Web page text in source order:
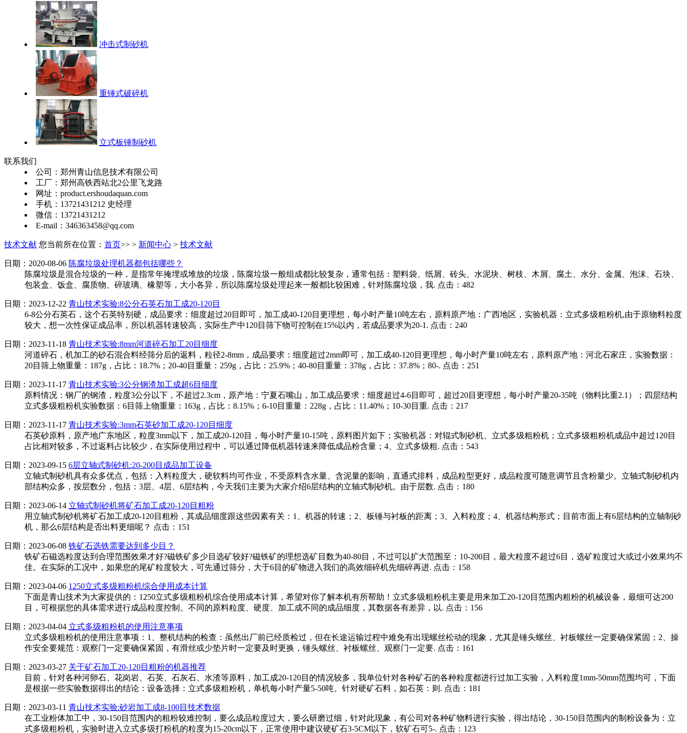
冲击式制砂机
重锤式破碎机
立式板锤制砂机
联系我们
公司：郑州青山信息技术有限公司
工厂：郑州高铁西站北2公里飞龙路
网址：product.ershoudaquan.com
手机：13721431212 史经理
微信：13721431212
E-mail：346363458@qq.com
技术文献 您当前所在位置： 首页>> > 新闻中心 > 技术文献
日期：2020-08-06 陈腐垃圾处理机器都包括哪些？
陈腐垃圾是混合垃圾的一种，是指常年掩埋或堆放的垃圾，陈腐垃圾一般组成都比较复杂，通常包括：塑料袋、纸屑、砖头、水泥块、树枝、木屑、腐土、水分、金属、泡沫、石块、
包装盒、饭盒、腐质物、碎玻璃、橡塑等，大小各异，所以陈腐垃圾处理起来一般都比较困难，针对陈腐垃圾，我. 点击：482
日期：2023-12-22 青山技术实验:8公分石英石加工成20-120目
6-8公分石英石，这个石英特别硬，成品要求：细度超过20目即可，加工成40-120目更理想，每小时产量10吨左右，原料原产地：广西地区，实验机器：立式多级粗粉机,由于原物料粒度
较大，想一次性保证成品率，所以机器转速较高，实际生产中120目筛下物可控制在15%以内，若成品要求为20-1. 点击：240
日期：2023-11-18 青山技术实验:8mm河道碎石加工20目细度
河道碎石，机加工的砂石混合料经筛分后的返料，粒径2-8mm，成品要求：细度超过2mm即可，加工成40-120目更理想，每小时产量10吨左右，原料原产地：河北石家庄，实验数据：
20目筛上物重量：187g，占比：18.7%；20-40目重量：259g，占比：25.9%；40-80目重量：378g，占比：37.8%；80-. 点击：251
日期：2023-11-17 青山技术实验:3公分钢渣加工成超6目细度
原料情况：钢厂的钢渣，粒度3公分以下，不超过2.3cm，原产地：宁夏石嘴山，加工成品要求：细度超过4-6目即可，超过20目更理想，每小时产量20-35吨（物料比重2.1）；四层结构
立式多级粗粉机实验数据：6目筛上物重量：163g，占比：8.15%；6-10目重量：228g，占比：11.40%；10-30目重. 点击：217
日期：2023-11-17 青山技术实验:3mm石英砂加工成20-120目细度
石英砂原料，原产地广东地区，粒度3mm以下，加工成20-120目，每小时产量10-15吨，原料图片如下；实验机器：对辊式制砂机、立式多级粗粉机；立式多级粗粉机成品中超过120目
占比相对较多，不过返料占比较少，在实际使用过程中，可以通过降低机器转速来降低成品粉含量；4、立式多级粗. 点击：543
日期：2023-09-15 6层立轴式制砂机:20-200目成品加工设备
立轴式制砂机具有众多优点，包括：入料粒度大，硬软料均可作业，不受原料含水量、含泥量的影响，直通式排料，成品粒型更好，成品粒度可随意调节且含粉量少。立轴式制砂机内
部结构众多，按层数分，包括：3层、4层、6层结构，今天我们主要为大家介绍6层结构的立轴式制砂机。由于层数. 点击：180
日期：2023-06-14 立轴式制砂机将矿石加工成20-120目粗粉
用立轴式制砂机将矿石加工成20-120目粗粉，其成品细度跟这些因素有关：1、机器的转速；2、板锤与衬板的距离；3、入料粒度；4、机器结构形式；目前市面上有6层结构的立轴制砂
机，那么6层结构是否出料更细呢？ 点击：151
日期：2023-06-08 铁矿石选铁需要达到多少目？
铁矿石磁选粒度达到合理范围效果才好?磁铁矿多少目选矿较好?磁铁矿的理想选矿目数为40-80目，不过可以扩大范围至：10-200目，最大粒度不超过6目，选矿粒度过大或过小效果均不
佳。在实际的工况中，如果您的尾矿粒度较大，可先通过筛分，大于6目的矿物进入我们的高效细碎机先细碎再进. 点击：158
日期：2023-04-06 1250立式多级粗粉机综合使用成本计算
下面是青山技术为大家提供的：1250立式多级粗粉机综合使用成本计算，希望对你了解本机有所帮助！立式多级粗粉机主要是用来加工20-120目范围内粗粉的机械设备，最细可达200
目，可根据您的具体需求进行成品粒度控制。不同的原料粒度、硬度、加工成不同的成品细度，其数据各有差异，以. 点击：156
日期：2023-04-04 立式多级粗粉机的使用注意事项
立式多级粗粉机的使用注意事项：1、整机结构的检查：虽然出厂前已经质检过，但在长途运输过程中难免有出现螺丝松动的现象，尤其是锤头螺丝、衬板螺丝一定要确保紧固；2、操
作安全要规范：观察门一定要确保紧固，有滑丝或少垫片时一定要及时更换，锤头螺丝、衬板螺丝、观察门一定要. 点击：161
日期：2023-03-27 关于矿石加工20-120目粗粉的机器推荐
目前，针对各种河卵石、花岗岩、石英、石灰石、水渣等原料，加工成20-120目的情况较多，我单位针对各种矿石的各种粒度都进行过加工实验，入料粒度1mm-50mm范围均可，下面
是根据一些实验数据得出的结论：设备选择：立式多级粗粉机，单机每小时产量5-50吨。针对硬矿石料，如石英：则. 点击：181
日期：2023-03-11 青山技术实验:砂岩加工成8-100目技术数据
在工业粉体加工中，30-150目范围内的粗粉较难控制，要么成品粒度过大，要么研磨过细，针对此现象，有公司对各种矿物料进行实验，得出结论，30-150目范围内的制粉设备为：立
式多级粗粉机，实验时进入立式多级打粉机的粒度为15-20cm以下，正常使用中建议硬矿石3-5CM以下，软矿石可5-. 点击：123